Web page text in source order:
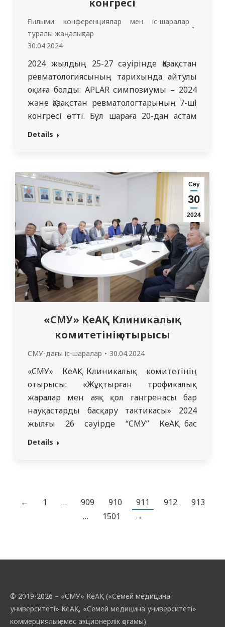
конгресі
Ғылыми конференциялар мен іс-шаралар
туралы жаңалықтар
30.04.2024
2024 жылдың 25-27 сәуірінде Қазақстан
ревматологиясының тарихында айтулы
оқиға болды: APLAR симпозиумы – 2024
және Қазақстан ревматологтарының 7-ші
конгресі өтті. Бұл шараға 20-дан астам
елден спикерлер қатысты! «Семей
ғылымдарының докторы, профессор
Иванова Р.Л белсене қатысты және
кафедра профессоры Горемыкина М.В., №
4 «SLE: REGIONAL ISSUES IN…
Details
Сәу
30
2024
«СМУ» КеАҚ Клиникалық
комитетінің отырысы
СМУ-дағы іс-шаралар 30.04.2024
«СМУ» КеАҚ Клиникалық комитетінің
отырысы: «Жұқтырған трофикалық
жаралар мен аяқ қол гангренасы бар
науқастарды басқару тактикасы» 2024
жылғы 26 сәуірде “СМУ” КеАҚ бас
корпусының ақ залында клиникалық
жаралар мен аяқ-қол гангреналары бар
науқастарды басқару тактикасы»
Details
← 1 … 909 910 911 912
913
…
1501 →
© 2019-2026 – «СМУ» КеАҚ («Семей медицина
университеті» КеАҚ, «Семей медицина университеті»
коммерциялық емес акционерлік қоғамы)